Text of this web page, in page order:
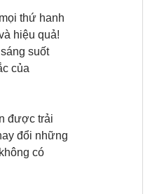
thứ hanh
hiệu quả!
suốt
của
được trải
đổi những
có